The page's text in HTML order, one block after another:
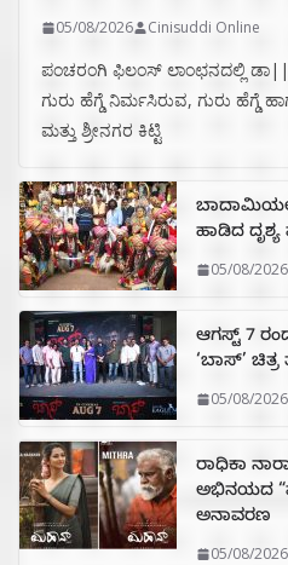
05/08/2026 Cinisuddi Online
ಪಂಚರಂಗಿ ಫಿಲಂಸ್ ಲಾಂಛನದಲ್ಲಿ ಡಾ||
ಗುರು ಹೆಗ್ಡೆ ನಿರ್ಮಸಿರುವ, ಗುರು
ಮತ್ತು ಶ್ರೀನಗರ ಕಿಟ್ಟಿ
ಹಾಡಿದ
05/08/2026
ಆಗಸ್ಟ್ 7
‘ಬಾಸ್’ ಚಿತ್ರ
05/08/2026
ರಾಧಿಕಾ
ಅಭಿನಯದ
ಅನಾವರಣ
05/08/2026